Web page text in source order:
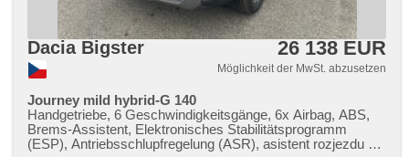
Dacia Bigster 26 138 EUR
Möglichkeit der MwSt. abzusetzen
Journey mild hybrid-G 140
Handgetriebe, 6 Geschwindigkeitsgänge, 6x Airbag, ABS,
Brems-Assistent, Elektronisches Stabilitätsprogramm
(ESP), Antriebsschlupfregelung (ASR), asistent rozjezdu do